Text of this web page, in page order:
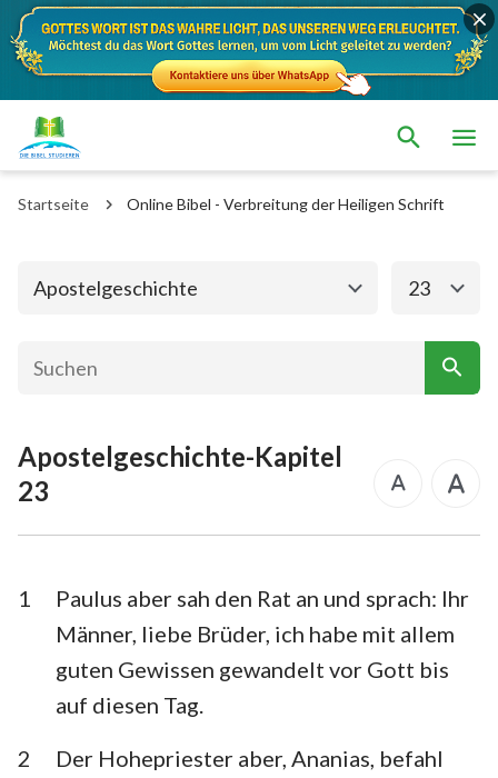
Startseite Online Bibel - Verbreitung der Heiligen Schrift
Apostelgeschichte
Das alte Testament Das neue Testament
Matthäus Markus
Apostelgeschichte
Galater
1. Thessalonicher 2. Thessalonicher
1. Petrus 2. Petrus
1. Johannes
3. Johannes Judas
23
Apostelgeschichte-Kapitel
23
1
Paulus aber sah den Rat an und sprach: Ihr
Männer, liebe Brüder, ich habe mit allem
guten Gewissen gewandelt vor Gott bis
auf diesen Tag.
2
Der Hohepriester aber, Ananias, befahl